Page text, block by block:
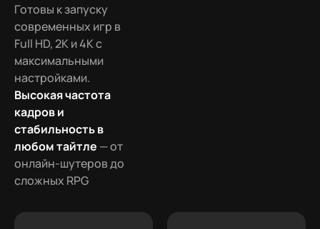
Готовы к запуску
современных игр в
Full HD, 2K и 4K с
максимальными
настройками.
Высокая частота
кадров и
стабильность в
любом тайтле — от
онлайн-шутеров до
сложных RPG